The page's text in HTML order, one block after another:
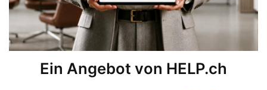
Ein Angebot von HELP.ch